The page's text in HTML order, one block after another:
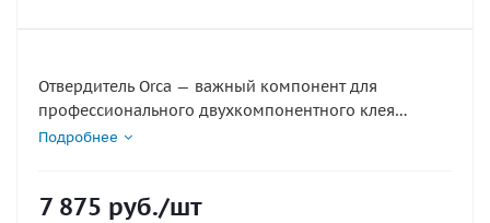
Отвердитель Orca — важный компонент для
профессионального двухкомпонентного клея
Hypalon. Обеспечивает максимальную прочность и
для качественного ремонта.
Подробнее
7 875 руб./шт